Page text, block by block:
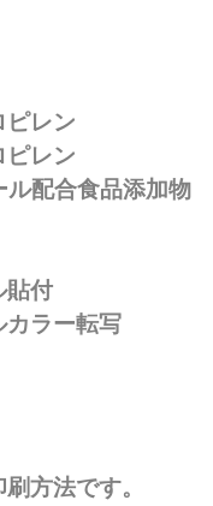
レン
レン
合食品添加物
付
ー転写
方法です。